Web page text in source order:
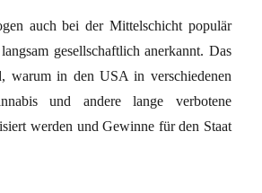
auch bei der Mittelschicht populär
gesellschaftlich anerkannt. Das
warum in den USA in verschiedenen
und andere lange verbotene
werden und Gewinne für den Staat